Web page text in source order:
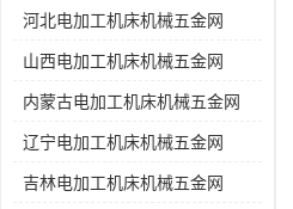
河北电加工机床机械五金网
山西电加工机床机械五金网
内蒙古电加工机床机械五金网
辽宁电加工机床机械五金网
吉林电加工机床机械五金网